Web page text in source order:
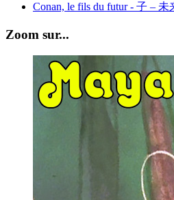
Conan, le fils du futur - 子 –
Zoom sur...